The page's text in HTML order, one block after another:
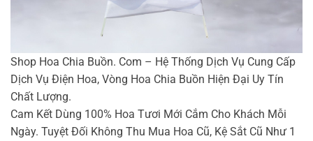
Shop Hoa Chia Buồn. Com – Hệ Thống Dịch Vụ Cung Cấp
Dịch Vụ Điện Hoa, Vòng Hoa Chia Buồn Hiện Đại Uy Tín
Chất Lượng.
Cam Kết Dùng 100% Hoa Tươi Mới Cắm Cho Khách Mỗi
Ngày. Tuyệt Đối Không Thu Mua Hoa Cũ, Kệ Sắt Cũ Như 1